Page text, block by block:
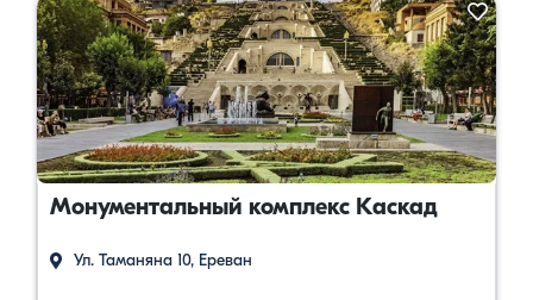
Монументальный комплекс Каскад
Ул. Таманяна 10, Ереван